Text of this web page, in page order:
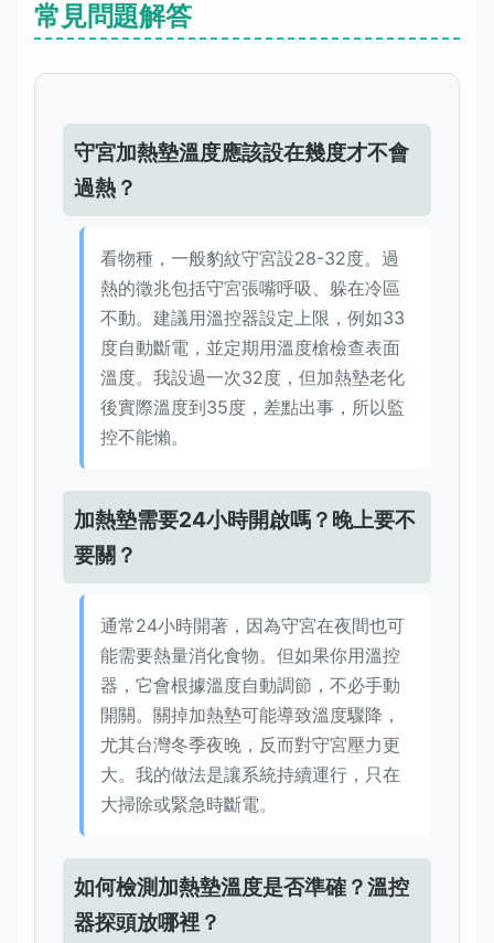
常見問題解答
守宮加熱墊溫度應該設在幾度才不會
過熱？
看物種，一般豹紋守宮設28-32度。過
熱的徵兆包括守宮張嘴呼吸、躲在冷區
不動。建議用溫控器設定上限，例如33
度自動斷電，並定期用溫度槍檢查表面
溫度。我設過一次32度，但加熱墊老化
後實際溫度到35度，差點出事，所以監
控不能懶。
加熱墊需要24小時開啟嗎？晚上要不
要關？
通常24小時開著，因為守宮在夜間也可
能需要熱量消化食物。但如果你用溫控
器，它會根據溫度自動調節，不必手動
開關。關掉加熱墊可能導致溫度驟降，
尤其台灣冬季夜晚，反而對守宮壓力更
大。我的做法是讓系統持續運行，只在
大掃除或緊急時斷電。
如何檢測加熱墊溫度是否準確？溫控
器探頭放哪裡？